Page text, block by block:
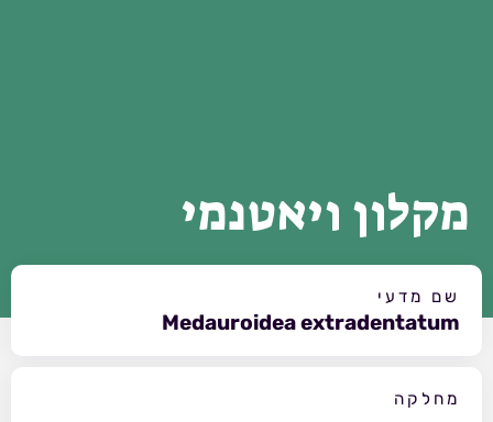
מקלון ויאטנמי
שם מדעי
Medauroidea extradentatum
מחלקה